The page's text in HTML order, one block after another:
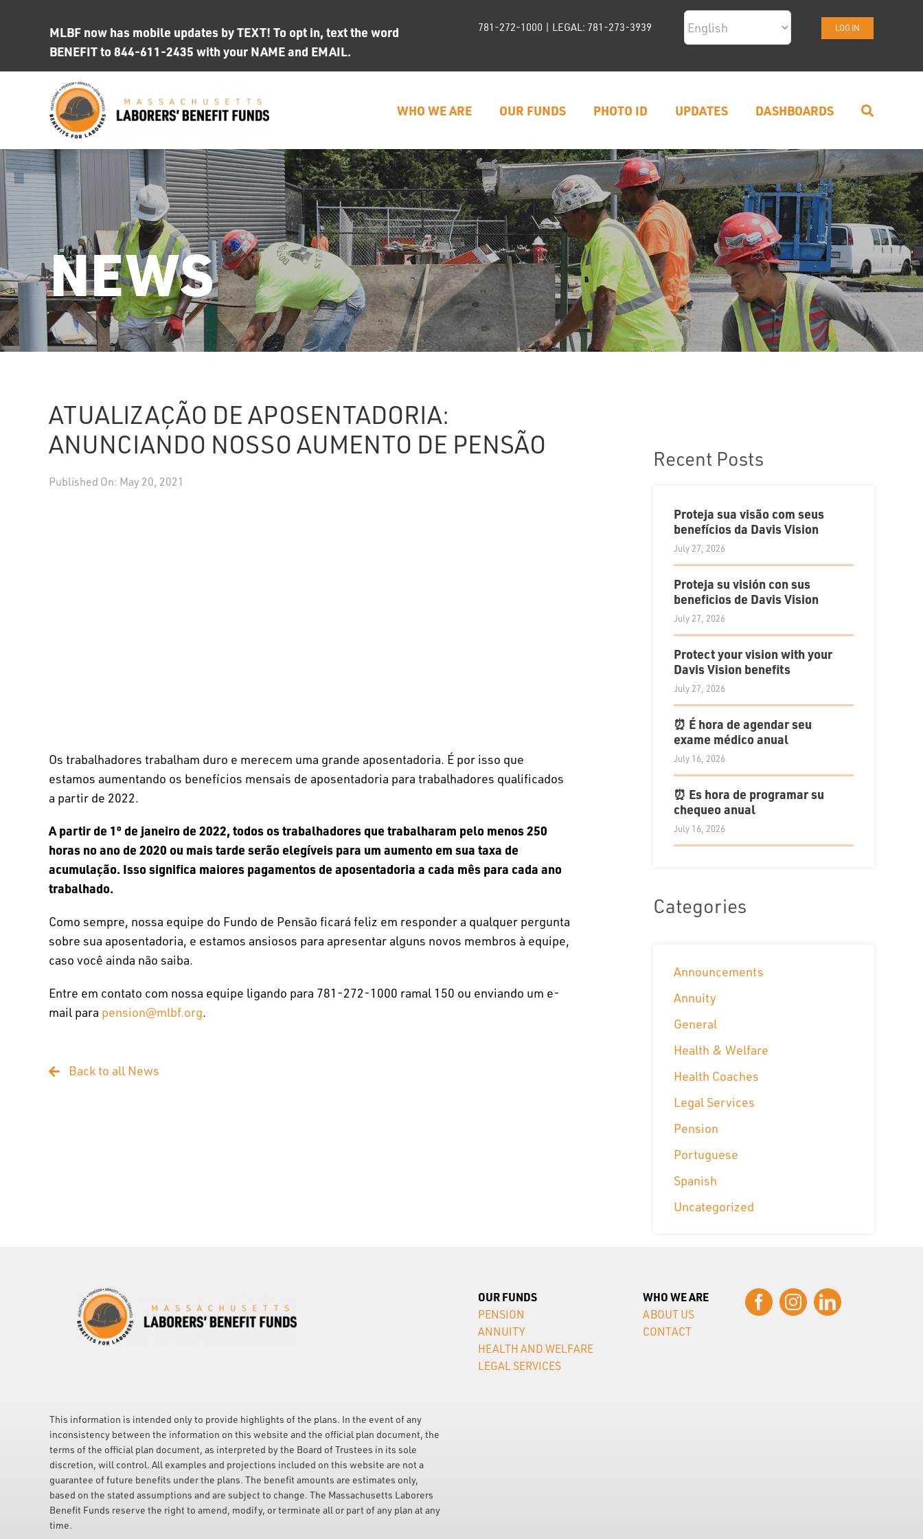
781-272-1000 | LEGAL: 781-273-3939 LOG IN
MLBF now has mobile updates by TEXT! To opt in, text the word
BENEFIT to 844-611-2435 with your NAME and EMAIL.
WHO WE ARE OUR FUNDS PHOTO ID UPDATES DASHBOARDS
NEWS
ATUALIZAÇÃO DE APOSENTADORIA:
ANUNCIANDO NOSSO AUMENTO DE PENSÃO
Published On: May 20, 2021
Os trabalhadores trabalham duro e merecem uma grande aposentadoria. É por isso que
estamos aumentando os benefícios mensais de aposentadoria para trabalhadores qualificados
a partir de 2022.
A partir de 1º de janeiro de 2022, todos os trabalhadores que trabalharam pelo menos 250
horas no ano de 2020 ou mais tarde serão elegíveis para um aumento em sua taxa de
acumulação. Isso significa maiores pagamentos de aposentadoria a cada mês para cada ano
trabalhado.
Como sempre, nossa equipe do Fundo de Pensão ficará feliz em responder a qualquer pergunta
sobre sua aposentadoria, e estamos ansiosos para apresentar alguns novos membros à equipe,
caso você ainda não saiba.
Entre em contato com nossa equipe ligando para 781-272-1000 ramal 150 ou enviando um e-
mail para pension@mlbf.org.
Back to all News
Recent Posts
Proteja sua visão com seus
benefícios da Davis Vision
July 27, 2026
Proteja su visión con sus
beneficios de Davis Vision
July 27, 2026
Protect your vision with your
Davis Vision benefits
July 27, 2026
⏰ É hora de agendar seu
exame médico anual
July 16, 2026
⏰ Es hora de programar su
chequeo anual
July 16, 2026
Categories
Announcements
Annuity
General
Health & Welfare
Health Coaches
Legal Services
Pension
Portuguese
Spanish
Uncategorized
OUR FUNDS
PENSION
ANNUITY
HEALTH AND WELFARE
LEGAL SERVICES
WHO WE ARE
ABOUT US
CONTACT
This information is intended only to provide highlights of the plans. In the event of any
inconsistency between the information on this website and the official plan document, the
terms of the official plan document, as interpreted by the Board of Trustees in its sole
discretion, will control. All examples and projections included on this website are not a
guarantee of future benefits under the plans. The benefit amounts are estimates only,
based on the stated assumptions and are subject to change. The Massachusetts Laborers
Benefit Funds reserve the right to amend, modify, or terminate all or part of any plan at any
time.